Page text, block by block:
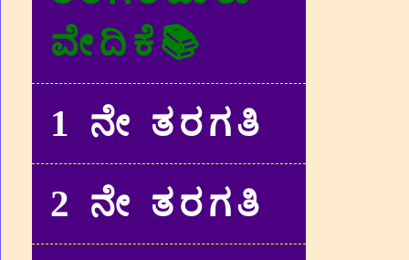
ವೇದಿಕೆ📚
1 ನೇ ತರಗತಿ
2 ನೇ ತರಗತಿ